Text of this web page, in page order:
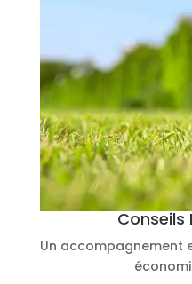
Conseils
Un accompagnement